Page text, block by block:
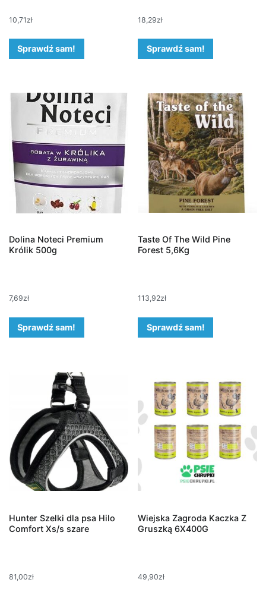
10,71 zł
Sprawdź sam!
18,29zł
Sprawdź sam!
Dolina Noteci Premium
Królik 500g
7,69zł
Sprawdź sam!
Taste Of The Wild Pine
Forest 5,6Kg
113,92zł
Sprawdź sam!
Hunter Szelki dla psa Hilo
Comfort Xs/s szare
81,00zł
Wiejska Zagroda Kaczka Z
Gruszką 6X400G
49,90zł